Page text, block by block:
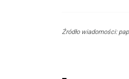
Źródło wiadomości: